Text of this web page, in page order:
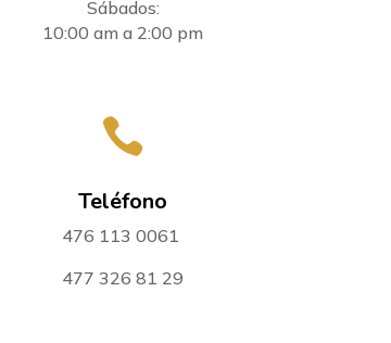
Sábados:
10:00 am a 2:00 pm

Teléfono
476 113 0061
477 326 81 29